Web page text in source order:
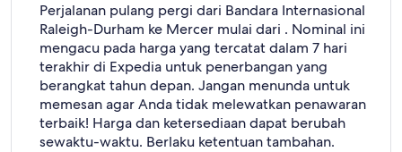
Perjalanan pulang pergi dari Bandara Internasional
Raleigh-Durham ke Mercer mulai dari . Nominal ini
mengacu pada harga yang tercatat dalam 7 hari
terakhir di Expedia untuk penerbangan yang
berangkat tahun depan. Jangan menunda untuk
memesan agar Anda tidak melewatkan penawaran
terbaik! Harga dan ketersediaan dapat berubah
sewaktu-waktu. Berlaku ketentuan tambahan.